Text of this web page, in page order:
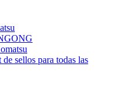
sellos para todas las